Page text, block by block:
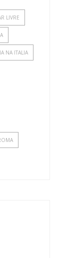
LIVRE
NA ITALIA